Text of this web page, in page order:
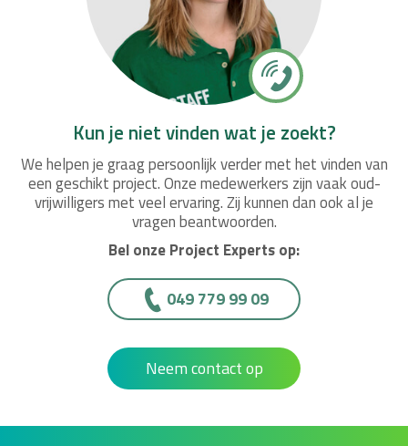
Kun je niet vinden wat je zoekt?
We helpen je graag persoonlijk verder met het vinden van
een geschikt project. Onze medewerkers zijn vaak oud-
vrijwilligers met veel ervaring. Zij kunnen dan ook al je
vragen beantwoorden.
Bel onze Project Experts op:
049 779 99 09
Neem contact op